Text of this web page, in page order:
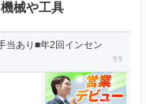
械や工具
当あり■年2回インセン